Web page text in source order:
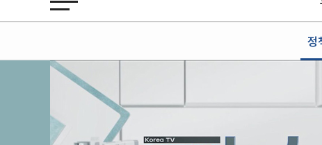
전체메뉴 열기
정